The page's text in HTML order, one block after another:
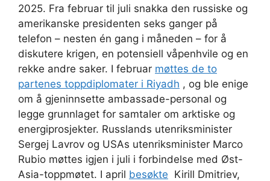
2025. Fra februar til juli snakka den russiske og
amerikanske presidenten seks ganger på
telefon – nesten én gang i måneden – for å
diskutere krigen, en potensiell våpenhvile og en
rekke andre saker. I februar møttes de to
partenes toppdiplomater i Riyadh , og ble enige
om å gjeninnsette ambassade-personal og
legge grunnlaget for samtaler om arktiske og
energiprosjekter. Russlands utenriksminister
Sergej Lavrov og USAs utenriksminister Marco
Rubio møttes igjen i juli i forbindelse med Øst-
Asia-toppmøtet. I april besøkte Kirill Dmitriev,